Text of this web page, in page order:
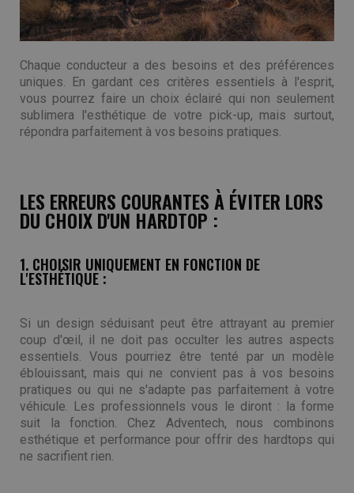
Chaque conducteur a des besoins et des préférences
uniques. En gardant ces critères essentiels à l'esprit,
vous pourrez faire un choix éclairé qui non seulement
sublimera l'esthétique de votre pick-up, mais surtout,
répondra parfaitement à vos besoins pratiques.
LES ERREURS COURANTES À ÉVITER LORS
DU CHOIX D'UN HARDTOP :
1. CHOISIR UNIQUEMENT EN FONCTION DE
L'ESTHÉTIQUE :
Si un design séduisant peut être attrayant au premier
coup d'œil, il ne doit pas occulter les autres aspects
essentiels. Vous pourriez être tenté par un modèle
éblouissant, mais qui ne convient pas à vos besoins
pratiques ou qui ne s'adapte pas parfaitement à votre
véhicule. Les professionnels vous le diront : la forme
suit la fonction. Chez Adventech, nous combinons
esthétique et performance pour offrir des hardtops qui
ne sacrifient rien.